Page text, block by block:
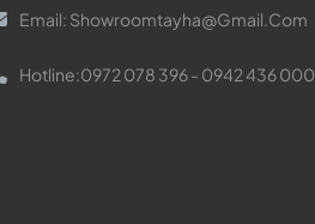
Email: Showroomtayha@gmail.com
Hotline:0972 078 396 - 0942 436 000